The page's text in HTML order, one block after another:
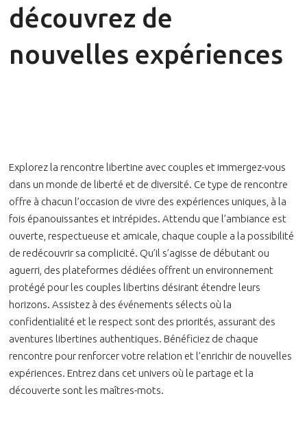
découvrez de
nouvelles expériences
Explorez la rencontre libertine avec couples et immergez-vous
dans un monde de liberté et de diversité. Ce type de rencontre
offre à chacun l’occasion de vivre des expériences uniques, à la
fois épanouissantes et intrépides. Attendu que l’ambiance est
ouverte, respectueuse et amicale, chaque couple a la possibilité
de redécouvrir sa complicité. Qu’il s’agisse de débutant ou
aguerri, des plateformes dédiées offrent un environnement
protégé pour les couples libertins désirant étendre leurs
horizons. Assistez à des événements sélects où la
confidentialité et le respect sont des priorités, assurant des
aventures libertines authentiques. Bénéficiez de chaque
rencontre pour renforcer votre relation et l’enrichir de nouvelles
expériences. Entrez dans cet univers où le partage et la
découverte sont les maîtres-mots.